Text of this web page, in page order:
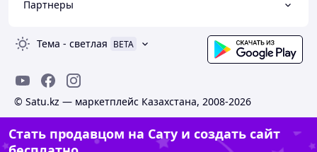
Партнеры
Тема - светлая BETA
© Satu.kz — маркетплейс Казахстана, 2008-2026
Стать продавцом на Сату и создать сайт